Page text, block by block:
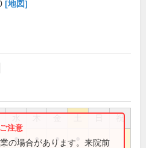
[地図]
祝
● ● ●
の場合があります。来院前